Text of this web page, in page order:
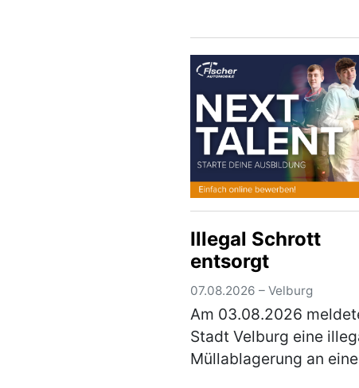
laufenden E… (mehr)
Illegal Schrott
entsorgt
07.08.2026 – Velburg
Am 03.08.2026
Stadt Velburg eine
Müllablagerung an